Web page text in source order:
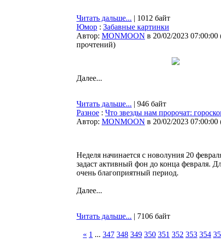
Читать дальше... | 1012 байт
Юмор : Забавные картинки
Автор: MONMOON в 20/02/2023 07:00:00
прочтений)
Далее...
Читать дальше... | 946 байт
Разное : Что звезды нам пророчат:
Автор: MONMOON в 20/02/2023 07:00:00
Неделя начинается с новолуния 20
задаст активный фон до конца февраля.
очень благоприятный период.
Далее...
Читать дальше... | 7106 байт
« 1 ... 347 348 349 350 351 352 353 354